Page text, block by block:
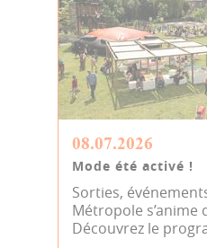
08.07.2026
Mode été activé !
Sorties,
Métropole s’anime
Découvrez le